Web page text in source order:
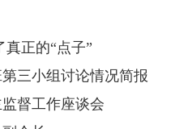
正的“点子”
三小组讨论情况简报
督工作座谈会